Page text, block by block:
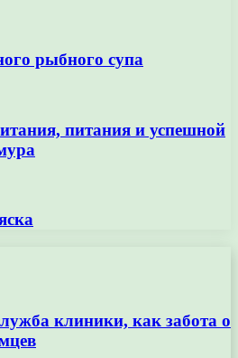
рыбного супа
питания и успешной
клиники, как забота о